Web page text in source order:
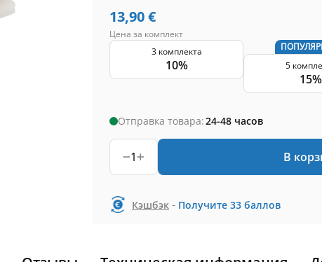
13,90€
Цена за комплект
3 комплекта
10%
5
15%
Отправка товара:24-48 часов
1 В
Кэшбэк - Получите 33 баллов